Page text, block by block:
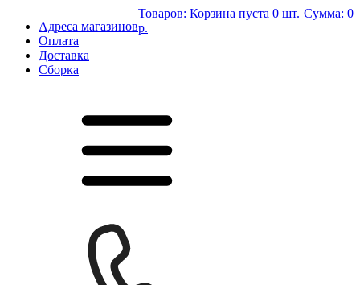
Адреса магазинов
Оплата
Доставка
Сборка
Товаров: Корзина пуста 0 шт. Сумма: 0
р.